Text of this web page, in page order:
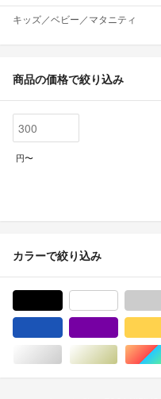
キッズ／ベビー／マタニティ
商品の価格で絞り込み
円〜
カラーで絞り込み
シルバー/銀色系ゴール